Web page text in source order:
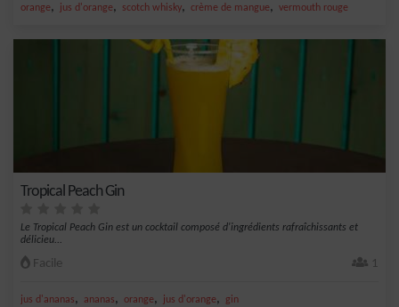
orange, jus d'orange, scotch whisky, crème de mangue, vermouth rouge
Tropical Peach Gin
Le Tropical Peach Gin est un cocktail composé d'ingrédients rafraîchissants et
délicieu...
Facile 1
jus d'ananas, ananas, orange, jus d'orange, gin